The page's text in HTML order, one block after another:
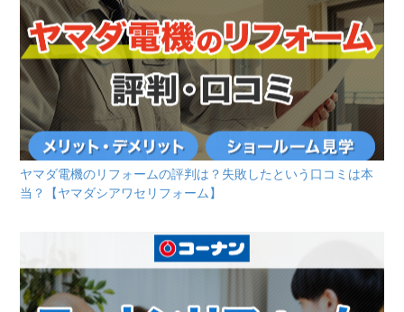
ヤマダ電機のリフォームの評判は？失敗したという口コミは本
当？【ヤマダシアワセリフォーム】